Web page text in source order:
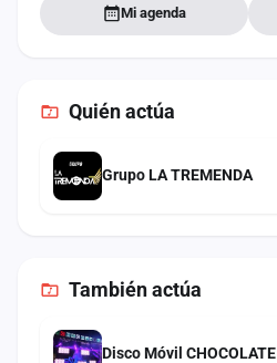
Mi agenda
Quién actúa
Grupo LA TREMENDA
Tambiénactúa
Disco Móvil CHOCOLATE